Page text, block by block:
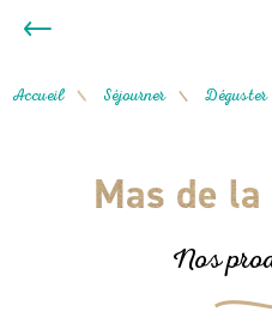
Accueil / Séjourner / Déguster
Mas de
Nos